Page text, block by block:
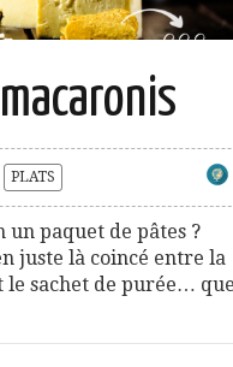
PLATS
un paquet de pâtes ?
juste là coincé entre la
le sachet de purée… que